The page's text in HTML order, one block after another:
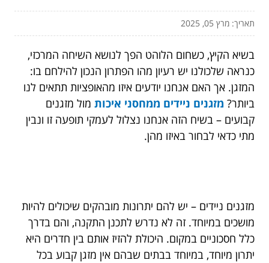
תאריך: מרץ 05, 2025
בשיא הקיץ, כשחום הלוהט הפך לנושא השיחה המרכזי,
כנראה שלכולנו יש רעיון מהו הפתרון הנכון להילחם בו:
המזגן. אך האם אנחנו יודעים איזו מהאופציות תתאים לנו
ביותר? מזגנים ניידים ממחסני איכות מול מזגנים
קבועים – בשיח הזה אנחנו נצלול לעמקי תופעה זו ונבין
מתי כדאי לבחור באיזו מהן.
מזגנים ניידים – יש להם יתרונות מובהקים שיכולים להיות
מושכים במיוחד. זה לא נדרש לתכנן התקנה, והם בדרך
כלל חסכוניים במקום. היכולת להזיז אותם בין חדרים היא
יתרון מיוחד, במיוחד בבתים שבהם אין מזגן קבוע בכל